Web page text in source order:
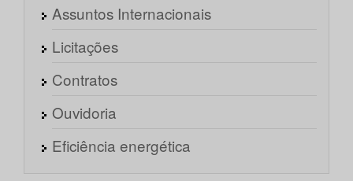
Assuntos Internacionais
Licitações
Contratos
Ouvidoria
Eficiência energética